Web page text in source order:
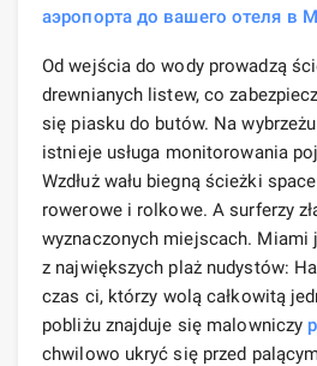
аэропорта до вашего отеля в
Od wejścia do wody prowadzą
drewnianych listew, co
się piasku do butów. Na
istnieje usługa monitorowania
Wzdłuż wału biegną ścieżki
rowerowe i rolkowe. A surferzy
wyznaczonych miejscach. Miami
z największych plaż nudystów:
czas ci, którzy wolą całkowitą
pobliżu znajduje się malowniczy
chwilowo ukryć się przed